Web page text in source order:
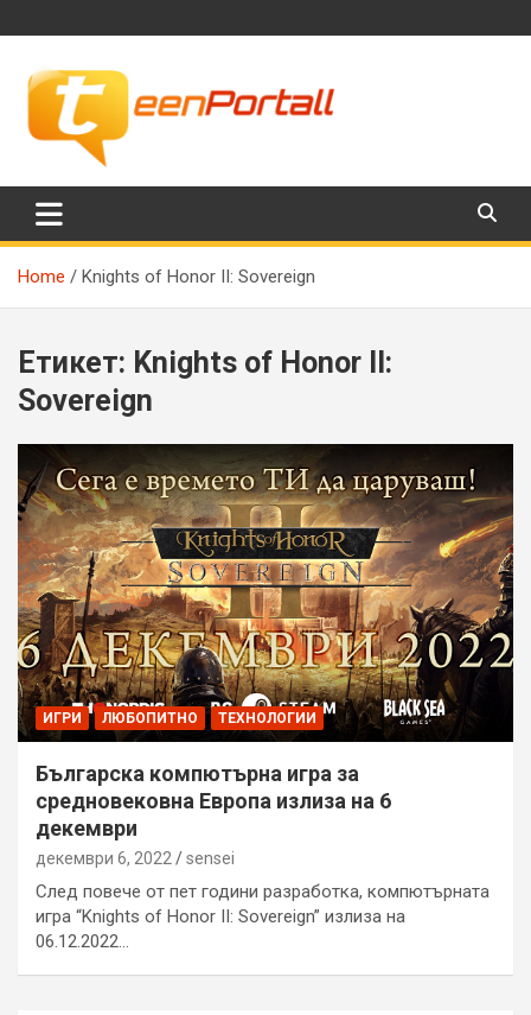
to
TeenPortall
Home Knights of Honor II: Sovereign
Етикет: Knights of Honor II:
Sovereign
ИГРИ ЛЮБОПИТНО ТЕХНОЛОГИИ
Българска компютърна игра за
средновековна Европа излиза на 6
декември
декември 6, 2022 sensei
След повече от пет години разработка, компютърната
игра “Knights of Honor II: Sovereign” излиза на
06.12.2022…